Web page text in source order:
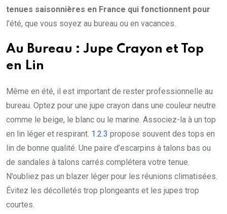
tenues saisonnières en France qui fonctionnent pour
l’été, que vous soyez au bureau ou en vacances.
Au Bureau : Jupe Crayon et Top
en Lin
Même en été, il est important de rester professionnelle au
bureau. Optez pour une jupe crayon dans une couleur neutre
comme le beige, le blanc ou le marine. Associez-la à un top
en lin léger et respirant. 1.2.3 propose souvent des tops en
lin de bonne qualité. Une paire d’escarpins à talons bas ou
de sandales à talons carrés complétera votre tenue.
N’oubliez pas un blazer léger pour les réunions climatisées.
Évitez les décolletés trop plongeants et les jupes trop
courtes.